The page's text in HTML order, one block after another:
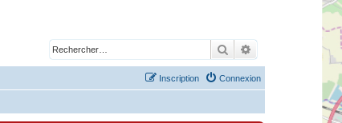
RechercherRecherche
Connexion
Inscription